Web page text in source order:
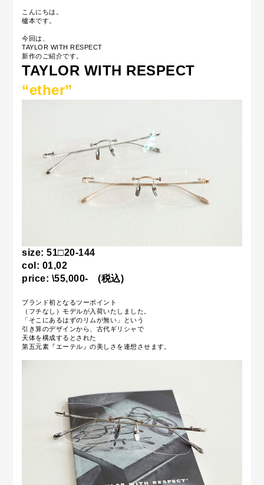
こんにちは。
櫨本です。
今回は、
TAYLOR WITH RESPECT
新作のご紹介です。
TAYLOR WITH RESPECT
“ether”
size:51□20-144
col: 01,02
price: \55,000- (税込)
ブランド初となるツーポイント
（フチなし）モデルが入荷いたしました。
「そこにあるはずのリムが無い」という
引き算のデザインから、古代ギリシャで
天体を構成するとされた
第五元素『エーテル』の美しさを連想させます。